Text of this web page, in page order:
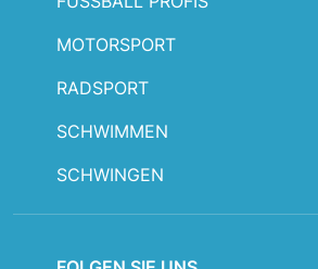
MOTORSPORT
RADSPORT
SCHWIMMEN
SCHWINGEN